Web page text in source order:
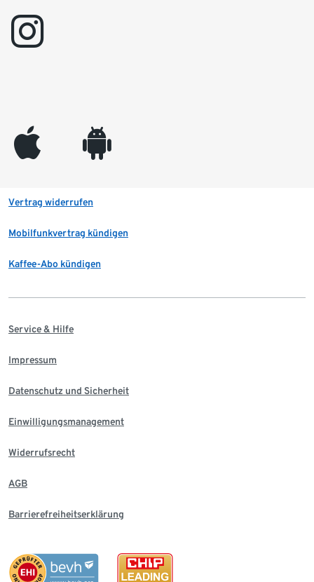
instagram
appleinc android
Vertrag widerrufen
Mobilfunkvertrag kündigen
Kaffee-Abo kündigen
Service & Hilfe
Impressum
Datenschutz und Sicherheit
Einwilligungsmanagement
Widerrufsrecht
AGB
Barrierefreiheitserklärung